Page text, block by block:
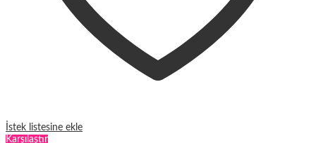
İstek listesine ekle
Karşılaştır